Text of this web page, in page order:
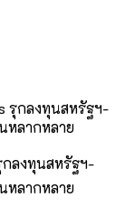
กลงทุนสหรัฐฯ-
หลากหลาย